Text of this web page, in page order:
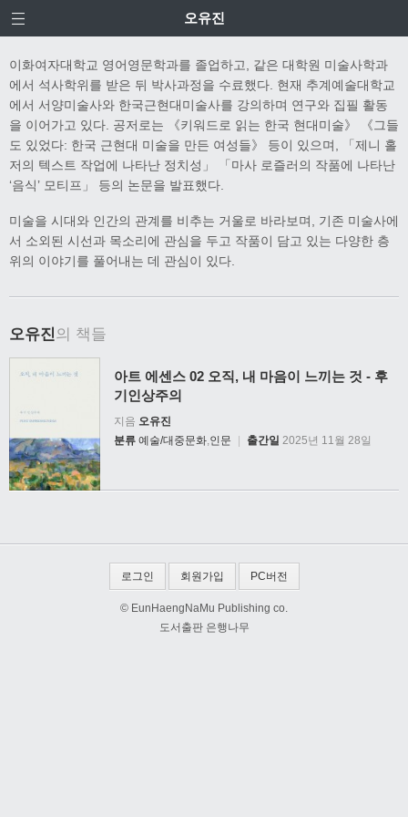
오유진
이화여자대학교 영어영문학과를 졸업하고, 같은 대학원 미술사학과
에서 석사학위를 받은 뒤 박사과정을 수료했다. 현재 추계예술대학교
에서 서양미술사와 한국근현대미술사를 강의하며 연구와 집필 활동
을 이어가고 있다. 공저로는 《키워드로 읽는 한국 현대미술》 《그들
도 있었다: 한국 근현대 미술을 만든 여성들》 등이 있으며, 「제니 홀
저의 텍스트 작업에 나타난 정치성」 「마사 로즐러의 작품에 나타난
‘음식’ 모티프」 등의 논문을 발표했다.
미술을 시대와 인간의 관계를 비추는 거울로 바라보며, 기존 미술사에
서 소외된 시선과 목소리에 관심을 두고 작품이 담고 있는 다양한 층
위의 이야기를 풀어내는 데 관심이 있다.
오유진의 책들
아트 에센스 02 오직, 내 마음이 느끼는 것 - 후
기인상주의
지음 오유진
분류 예술/대중문화,인문 출간일 2025년 11월 28일
로그인 회원가입 PC버전
© EunHaengNaMu Publishing co.
도서출판 은행나무